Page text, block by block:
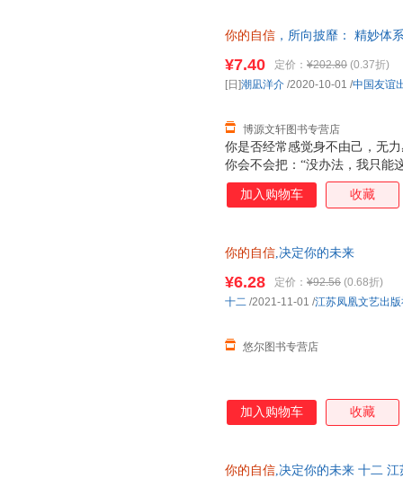
你的自信 ，所向披靡： 精妙体
换】
你是否经常感觉身不由己，无
你会不会把：“没办法，我只能
信！ 自信不是与生俱来的，更
得。 本书就为你提供了48个无
你告别软弱退缩的人生，成就
¥7.40 定价： ¥202.80 (0.37折)
博源文轩图书专营店
[日]潮凪洋介 /2020-10-01 /中国友谊
加入购物车 收藏
你的自信,决定你的未来
¥6.28 定价： ¥92.56 (0.68折)
悠尔图书专营店
十二 /2021-11-01 /江苏凤凰文艺出
加入购物车 收藏
你的自信,决定你的未来 十二 江